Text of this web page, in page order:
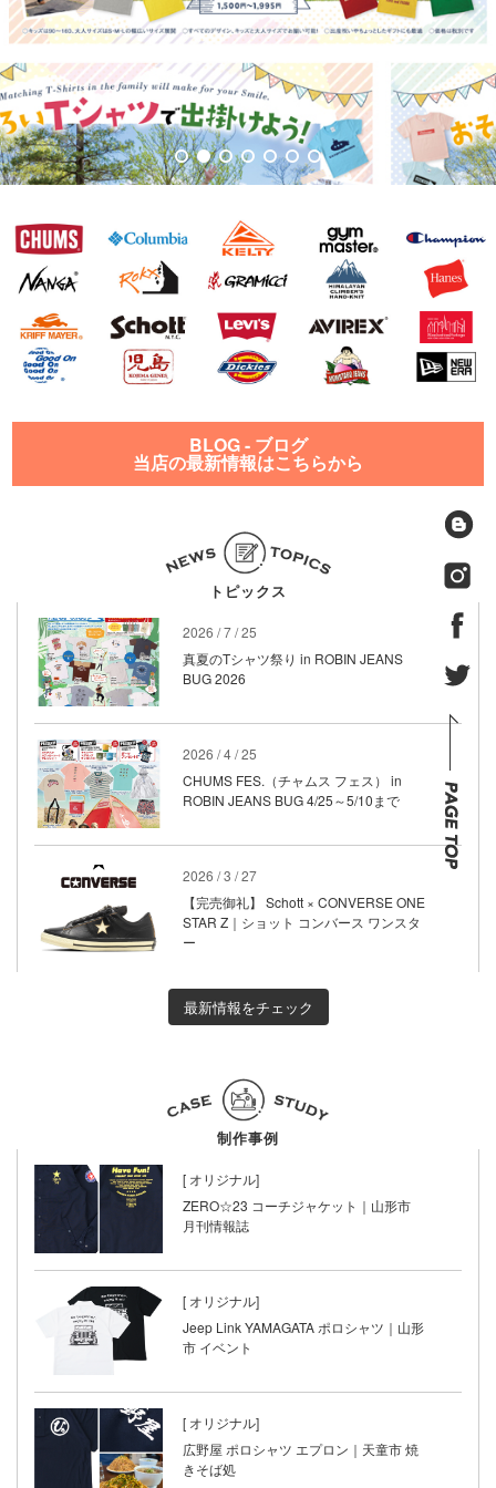
BLOG - ブログ
当店の最新情報はこちらから
トピックス
2026 / 7 / 25
真夏のTシャツ祭り in ROBIN JEANS
BUG 2026
2026 / 4 / 25
CHUMS FES.（チャムス フェス） in
ROBIN JEANS BUG 4/25～5/10まで
2026 / 3 / 27
【完売御礼】 Schott × CONVERSE ONE
STAR Z｜ショット コンバース ワンスタ
ー
最新情報をチェック
制作事例
[ オリジナル]
ZERO☆23 コーチジャケット｜山形市
月刊情報誌
[ オリジナル]
Jeep Link YAMAGATA ポロシャツ｜山形
市 イベント
[ オリジナル]
広野屋 ポロシャツ エプロン｜天童市 焼
きそば処